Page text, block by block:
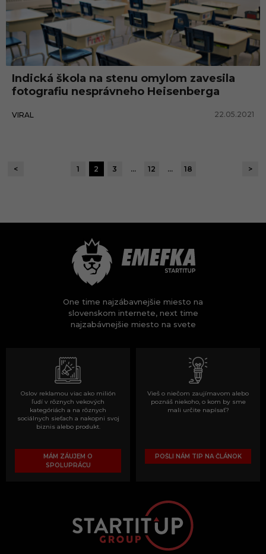
Indická škola na stenu omylom zavesila
fotografiu nesprávneho Heisenberga
VIRAL 22.05.2021
< 1 2 3 … 12 … 18 >
One time najzábavnejšie miesto na
slovenskom internete, next time
najzabávnejšie miesto na svete
Oslov reklamou viac ako milión
ľudí v rôznych vekových
kategóriách a na rôznych
sociálnych sieťach a nakopni svoj
biznis alebo produkt.
MÁM ZÁUJEM O
SPOLUPRÁCU
Vieš o niečom zaujímavom alebo
poznáš niekoho, o kom by sme
mali určite napísať?
POŠLI NÁM TIP NA ČLÁNOK